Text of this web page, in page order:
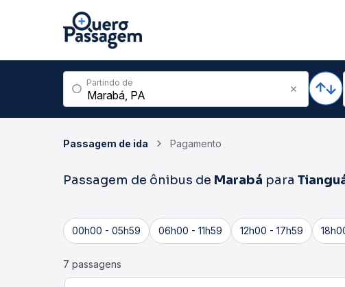
Partindo de
Passagem de ida Pagamento
Passagem de ônibus de Marabá para
00h00 - 05h59 06h00 - 11h59 12h00 - 17h59
7 passagens